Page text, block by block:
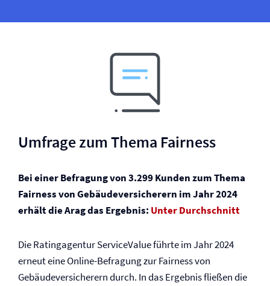
Umfrage zum Thema Fairness
Bei einer Befragung von 3.299 Kunden zum Thema
Fairness von Gebäude­versicherern im Jahr 2024
erhält die Arag das Ergebnis: Unter Durchschnitt
Die Ratingagentur ServiceValue führte im Jahr 2024
erneut eine Online-Befragung zur Fairness von
Gebäude­versicherern durch. In das Ergebnis fließen die